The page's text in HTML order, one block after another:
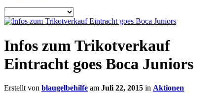
Infos zum Trikotverkauf
Eintracht goes Boca Juniors
Erstellt von blaugelbehilfe am Juli 22, 2015 in Aktionen